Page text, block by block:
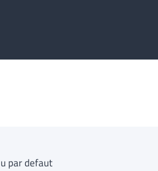
par defaut